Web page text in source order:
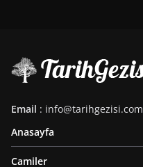
Email : info@tarihgezisi.com
Anasayfa
Camiler